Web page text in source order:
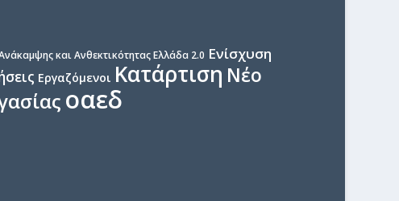
και Ανθεκτικότητας Ελλάδα 2.0 Ενίσχυση
Εργαζόμενοι Κατάρτιση Νέο
οαεδ